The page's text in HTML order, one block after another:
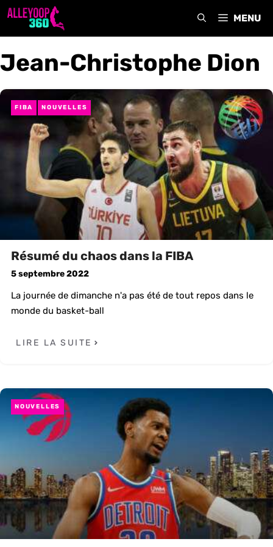
Aller
MENU
Jean-Christophe Dion
FIBA NOUVELLES
Résumé du chaos dans la FIBA
5 septembre 2022
La journée de dimanche n'a pas été de tout repos dans le
monde du basket-ball
LIRE LA SUITE
NOUVELLES